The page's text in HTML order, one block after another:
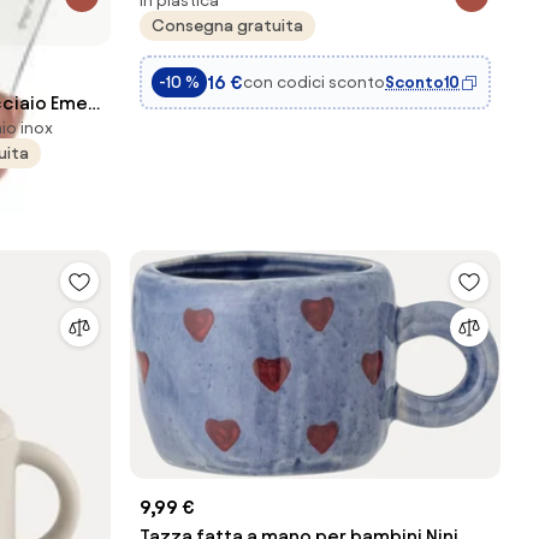
Eme
inox
acrilico e ecopelle colore verde
Consegna gratuita
-10 % 16 €con codici scontoSconto10
9,99 €